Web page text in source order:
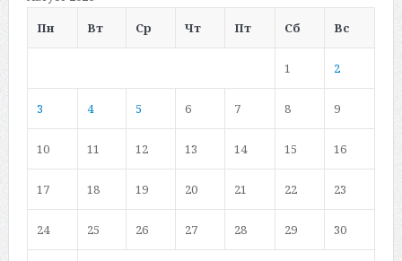
Пн
Вт Ср Чт Пт Сб Вс
1 2
3 4 5 6 7 8 9
10 11 12 13 14 15 16
17 18 19 20 21 22 23
24 25 26 27 28 29 30